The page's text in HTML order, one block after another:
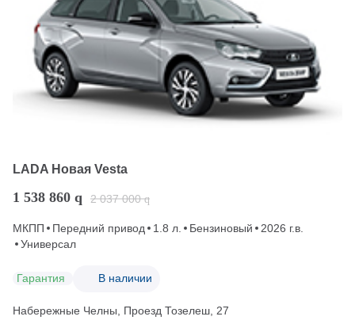
LADA Новая Vesta
1 538 860 q 2 037 000 q
МКПП Передний привод 1.8 л. Бензиновый
2026 г.в.
Универсал
Гарантия В наличии
Набережные Челны, Проезд ​Тозелеш, 27